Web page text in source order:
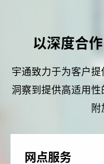
以深度合
宇通致力于为客户
洞察到提供高适用性
附
网点服务